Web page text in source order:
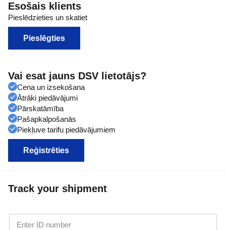
Esošais klients
Pieslēdzieties un skatiet
Pieslēgties
Vai esat jauns DSV lietotājs?
Cena un izsekošana
Ātrāki piedāvājumi
Pārskatāmība
Pašapkalpošanās
Piekļuve tarifu piedāvājumiem
Reģistrēties
Track your shipment
Enter ID number